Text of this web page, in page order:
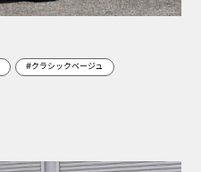
#クラシックベージュ